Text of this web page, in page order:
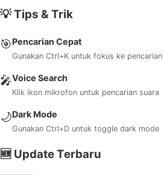
💡 Tips & Trik
🎯Pencarian Cepat
Gunakan Ctrl+K untuk fokus ke pencarian
🎤Voice Search
Klik ikon mikrofon untuk pencarian suara
🌙Dark Mode
Gunakan Ctrl+D untuk toggle dark mode
🆕 Update Terbaru